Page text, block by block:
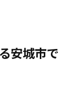
安城市で